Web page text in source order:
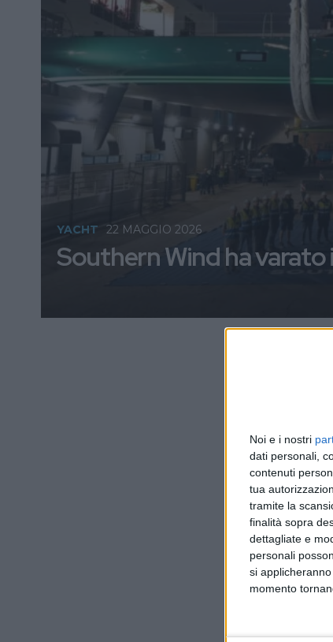
Noi e i nostri
dati personali,
contenuti
tua
tramite la
finalità sopra
dettagliate e
personali
si
momento
Southern Wind ha
YACHT 22 MAGGIO 2026